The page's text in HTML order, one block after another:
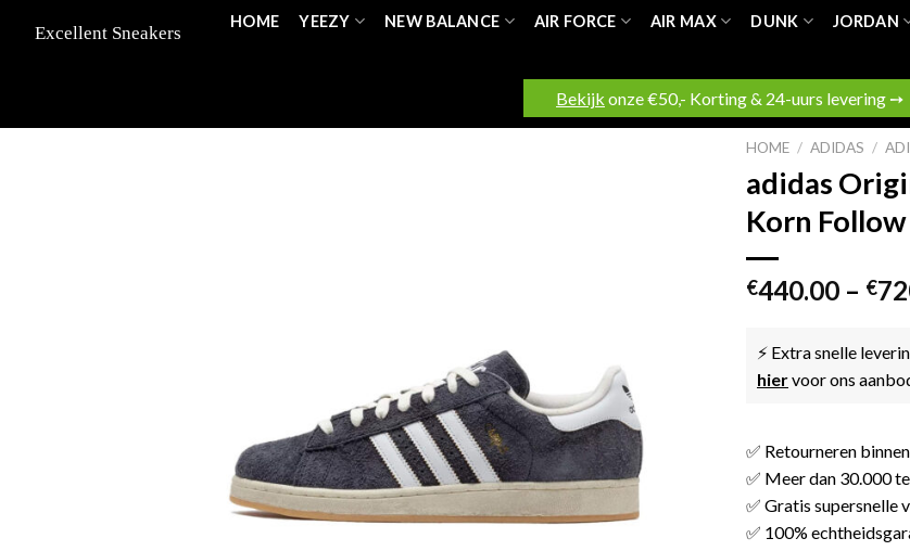
HOME YEEZY NEW BALANCE AIR FORCE AIR MAX DUNK JORDAN
Bekijk onze €50,- Korting & 24-uurs levering ➙
HOME / ADIDAS /
adidas
Korn
€440.00 – €
⚡ Extra snelle
hiervoor ons
✅ Retourneren
✅ Meer dan 30.000
✅ Gratis supersnelle
✅ 100%